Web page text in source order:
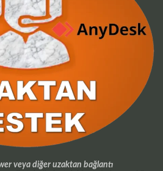
veya diğer uzaktan bağlantı